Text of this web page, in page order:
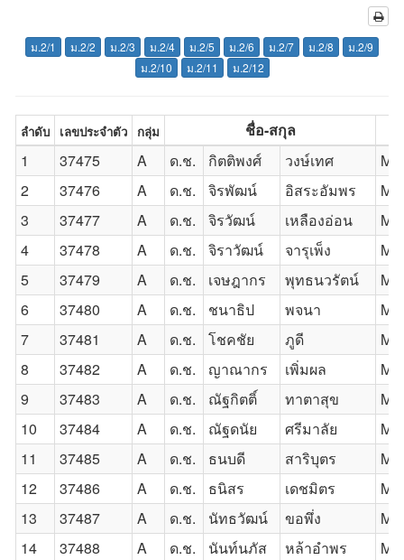
ม.2/1 ม.2/2 ม.2/3 ม.2/4 ม.2/5 ม.2/6 ม.2/7 ม.2/8
ม.2/9
ม.2/10
ม.2/11 ม.2/12
ลำดับ เลขประจำตัว กลุ่ม
ชื่อ-สกุล
1
37475 A ด.ช. กิตติพงศ์ วงษ์เทศ
2
37476 A ด.ช. จิรพัฒน์ อิสระอัมพร
3
37477 A ด.ช. จิรวัฒน์ เหลืองอ่อน
4
37478 A ด.ช. จิราวัฒน์ จารุเพ็ง
5
37479 A ด.ช. เจษฎากร พุทธนวรัตน์
6
37480 A ด.ช. ชนาธิป พจนา
7
37481 A ด.ช. โชคชัย ภูดี
8
37482 A ด.ช. ญาณากร เพิ่มผล
9
37483 A ด.ช. ณัฐกิตติ์ ทาตาสุข
10
37484 A ด.ช. ณัฐดนัย ศรีมาลัย
11
37485 A ด.ช. ธนบดี สาริบุตร
12
37486 A ด.ช. ธนิสร เดชมิตร
13
37487 A ด.ช. นัทธวัฒน์ ขอพึ่ง
14
37488 A ด.ช. นันท์นภัส หล้าอำพร